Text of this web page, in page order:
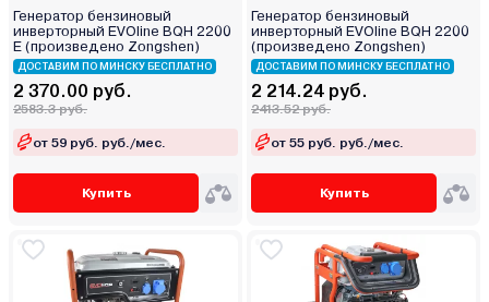
Генератор бензиновый
инверторный EVOline BQH 2200
E (произведено Zongshen)
ДОСТАВИМ ПО МИНСКУ БЕСПЛАТНО
2 370.00 руб.
2583.3 руб.
от 59 руб. руб./мес.
Купить
Генератор бензиновый
инверторный EVOline BQH 2200
(произведено Zongshen)
ДОСТАВИМ ПО МИНСКУ БЕСПЛАТНО
2 214.24 руб.
2413.52 руб.
от 55 руб. руб./мес.
Купить